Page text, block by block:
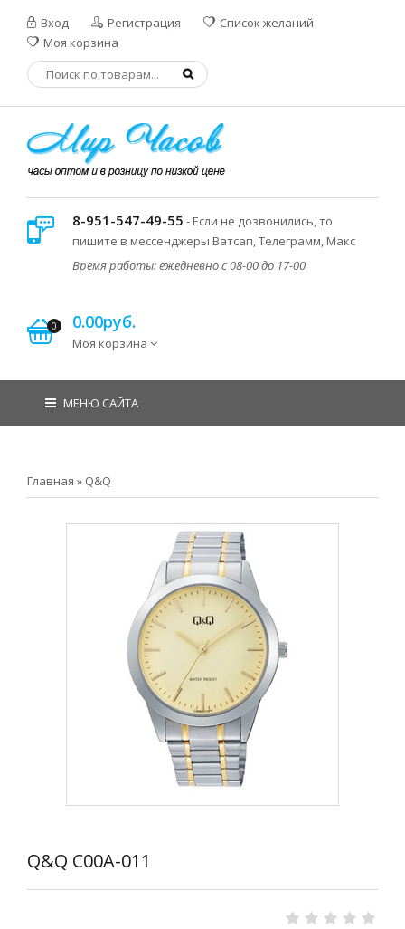
Вход Регистрация
Список желаний
Моя корзина
8-951-547-49-55 - Если не дозвонились, то
пишите в мессенджеры Ватсап, Телеграмм, Макс
Время работы: ежедневно с 08-00 до 17-00
0 0.00руб.
Моя корзина
МЕНЮ САЙТА
Главная » Q&Q
Q&Q C00A-011